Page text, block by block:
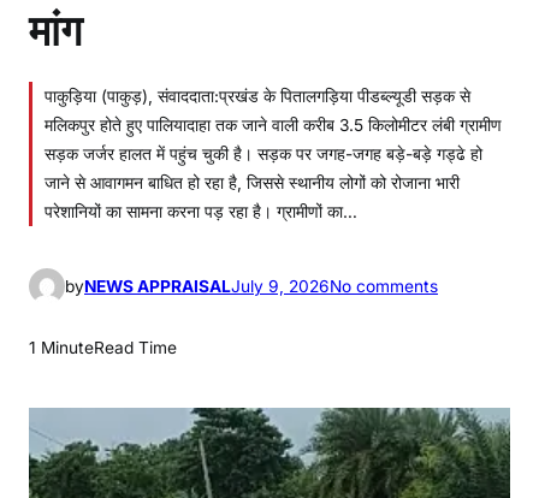
मांग
पाकुड़िया (पाकुड़), संवाददाता:प्रखंड के पितालगड़िया पीडब्ल्यूडी सड़क से
मलिकपुर होते हुए पालियादाहा तक जाने वाली करीब 3.5 किलोमीटर लंबी ग्रामीण
सड़क जर्जर हालत में पहुंच चुकी है। सड़क पर जगह-जगह बड़े-बड़े गड्ढे हो
जाने से आवागमन बाधित हो रहा है, जिससे स्थानीय लोगों को रोजाना भारी
परेशानियों का सामना करना पड़ रहा है। ग्रामीणों का…
byNEWS APPRAISALJuly 9, 2026No commentso
स
ड़
क
1 MinuteRead Time